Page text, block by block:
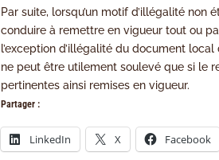
Par suite, lorsqu’un motif d’illégalité
conduire à remettre en vigueur tout ou
l’exception d’illégalité du document local
ne peut être utilement soulevé que si le
pertinentes ainsi remises en vigueur.
Partager :
LinkedIn X Facebook